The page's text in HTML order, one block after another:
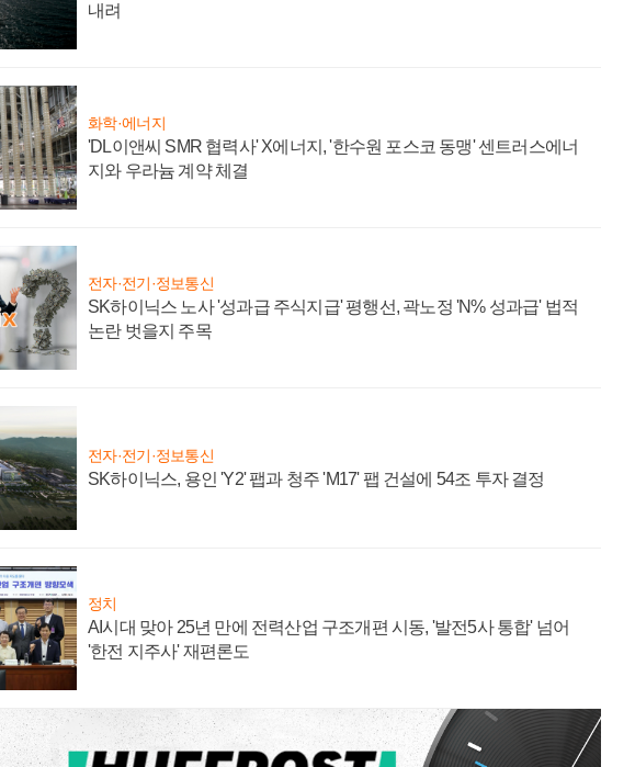
내려
화학·에너지
'DL이앤씨 SMR 협력사' X에너지, '한수원 포스코 동맹' 센트러스에너
지와 우라늄 계약 체결
전자·전기·정보통신
SK하이닉스 노사 '성과급 주식지급' 평행선, 곽노정 'N% 성과급' 법적
논란 벗을지 주목
전자·전기·정보통신
SK하이닉스, 용인 'Y2' 팹과 청주 'M17' 팹 건설에 54조 투자 결정
정치
AI시대 맞아 25년 만에 전력산업 구조개편 시동, '발전5사 통합' 넘어
'한전 지주사' 재편론도